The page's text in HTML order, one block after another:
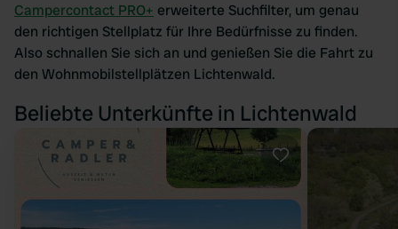
Campercontact PRO+ erweiterte Suchfilter, um genau
den richtigen Stellplatz für Ihre Bedürfnisse zu finden.
Also schnallen Sie sich an und genießen Sie die Fahrt zu
den Wohnmobilstellplätzen Lichtenwald.
Beliebte Unterkünfte in Lichtenwald